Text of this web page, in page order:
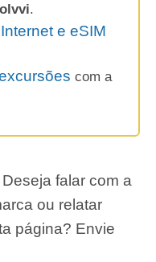
.
Internet e eSIM
com a
Deseja falar com a
ou relatar
página? Envie